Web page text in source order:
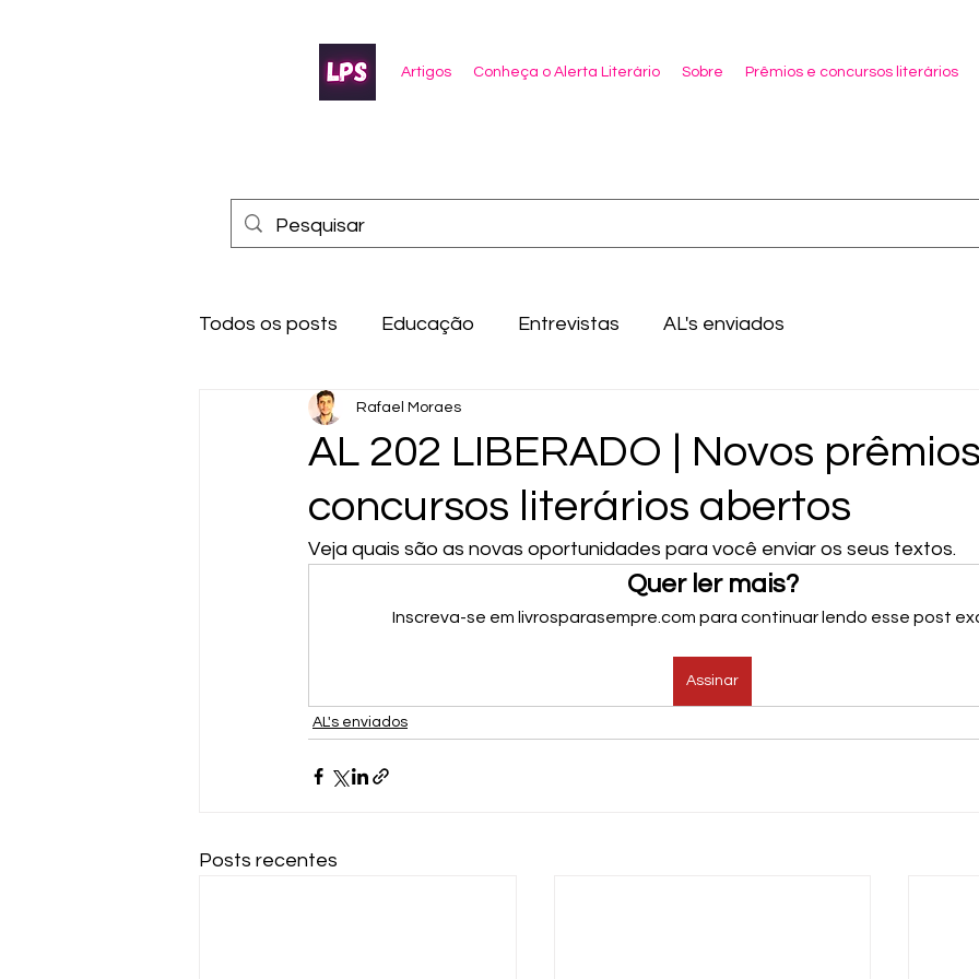
Artigos Conheça o Alerta Literário Sobre Prêmios e concursos literários
Todos os posts Educação Entrevistas AL's enviados
AL 202 LIBERADO | Novos
concursos literários abertos
Rafael Moraes
Veja quais são as novas oportunidades para você enviar os seus textos.
Quer ler mais?
Inscreva-se em livrosparasempre.com para continuar lendo esse post
Assinar
AL's enviados
Posts recentes